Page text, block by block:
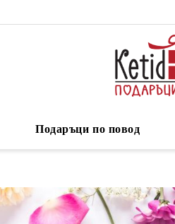
Подаръци по повод